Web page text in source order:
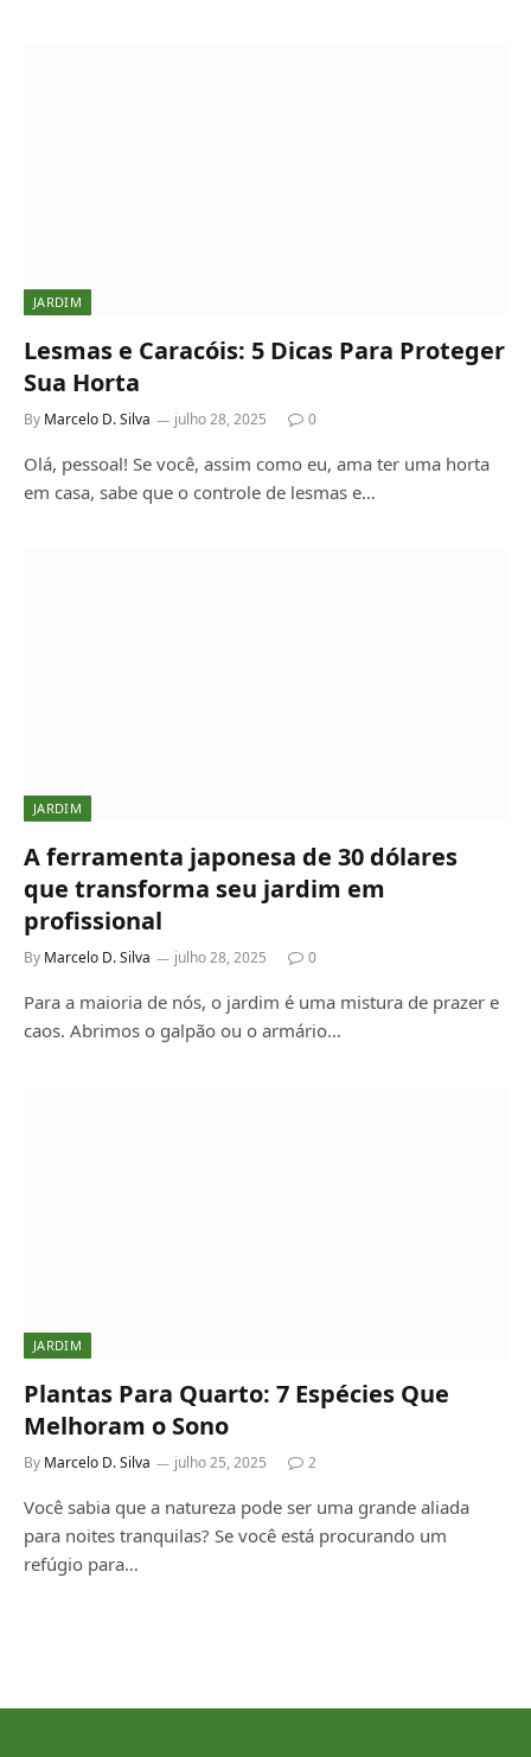
JARDIM
Lesmas e Caracóis: 5 Dicas Para Proteger
Sua Horta
By Marcelo D. Silva julho 28, 2025 0
Olá, pessoal! Se você, assim como eu, ama ter uma horta
em casa, sabe que o controle de lesmas e…
JARDIM
A ferramenta japonesa de 30 dólares
que transforma seu jardim em
profissional
By Marcelo D. Silva julho 28, 2025 0
Para a maioria de nós, o jardim é uma mistura de prazer e
caos. Abrimos o galpão ou o armário…
JARDIM
Plantas Para Quarto: 7 Espécies Que
Melhoram o Sono
By Marcelo D. Silva julho 25, 2025 2
Você sabia que a natureza pode ser uma grande aliada
para noites tranquilas? Se você está procurando um
refúgio para…